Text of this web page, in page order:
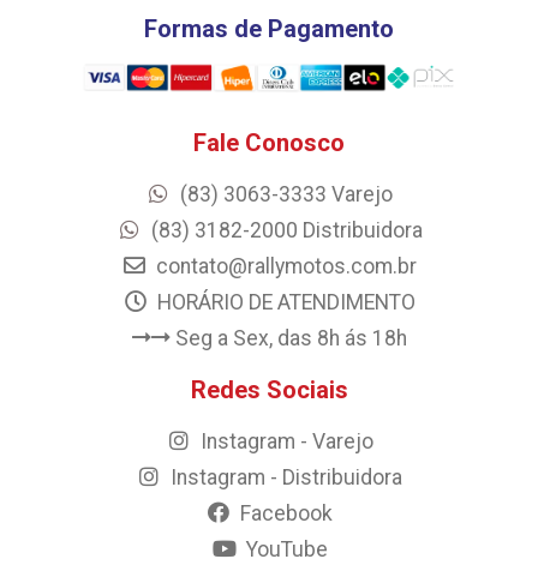
Formas de Pagamento
Fale Conosco
(83) 3063-3333 Varejo
(83) 3182-2000 Distribuidora
contato@rallymotos.com.br
HORÁRIO DE ATENDIMENTO
Seg a Sex, das 8h ás 18h
Redes Sociais
Instagram - Varejo
Instagram - Distribuidora
Facebook
YouTube